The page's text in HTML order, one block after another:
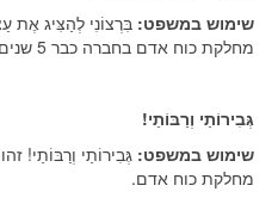
שימוש במשפט: בִּרְצוֹנִי לְהַצִּיג אֶת
מחלקת כוח אדם בחברה כבר 5 שנים.
גְּבִירוֹתַי וְרַבּוֹתַי!
שימוש במשפט: גְּבִירוֹתַי וְרַבּוֹתַי!
מחלקת כוח אדם.